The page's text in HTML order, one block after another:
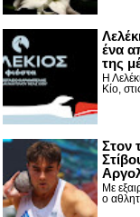
ένα
της
Η
Κίο,
Στον
Με
ο